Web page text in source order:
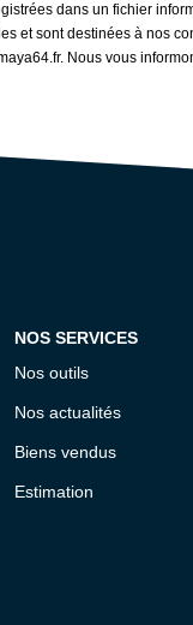
dans un fichier
et sont destinées à nos
Nous vous
NOS SERVICES
Nos outils
Nos actualités
Biens vendus
Estimation